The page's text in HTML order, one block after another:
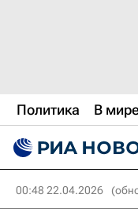
Политика В мире
00:48 22.04.2026